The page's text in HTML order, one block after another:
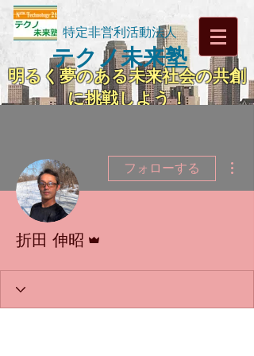
特定非営利活動法人
テクノ未来塾
明るく夢のある未来社会の共創
に挑戦しよう！
フォローする
折田 伸昭